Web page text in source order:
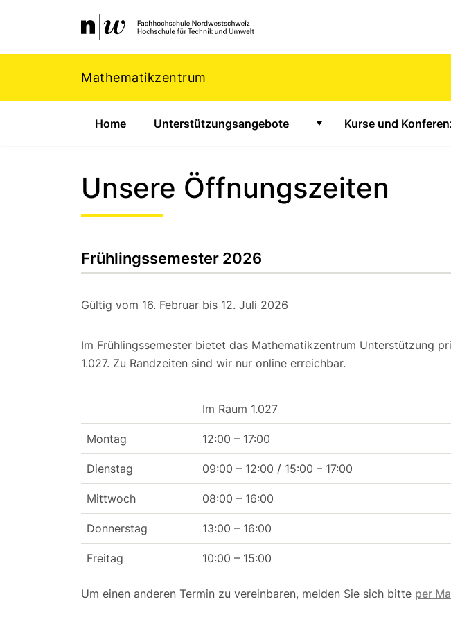
Navigation
Mathematikzentrum
Home Unterstützungsangebote
Zeige Untermenü für
Kurse und
Unsere Öffnungszeiten
Frühlingssemester 2026
Gültig vom 16. Februar bis 12. Juli 2026
Im Frühlingssemester bietet das Mathematikzentrum Unterstützung
1.027. Zu Randzeiten sind wir nur online erreichbar.
Im Raum 1.027
Montag 12:00 – 17:00
Dienstag 09:00 – 12:00 / 15:00 – 17:00
Mittwoch 08:00 – 16:00
Donnerstag 13:00 – 16:00
Freitag 10:00 – 15:00
Um einen anderen Termin zu vereinbaren, melden Sie sich bitte per
Footer